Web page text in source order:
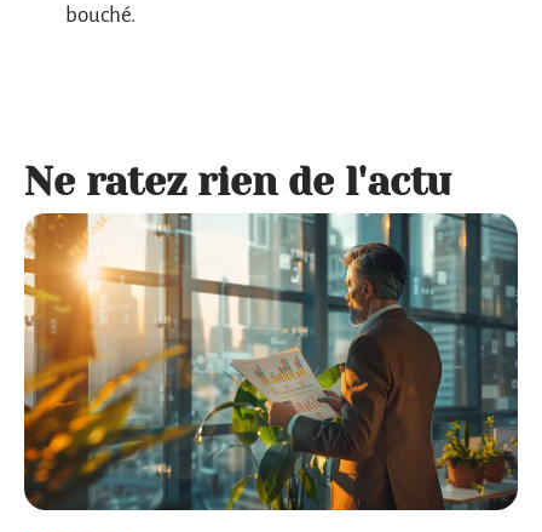
bouché.
Ne ratez rien de l'actu